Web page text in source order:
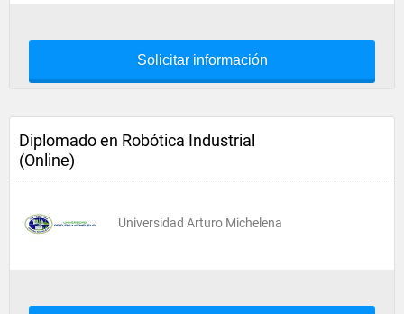
Solicitar información
Diplomado en Robótica Industrial
(Online)
Universidad Arturo Michelena